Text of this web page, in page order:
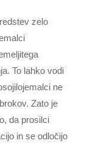
zelo
To lahko vodi
ne
Zato je
da prosilci
in se odločijo